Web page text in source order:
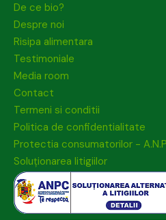
De ce bio?
Despre noi
Risipa alimentara
Testimoniale
Media room
Contact
Termeni si conditii
Politica de confidentialitate
Protectia consumatorilor -
Soluționarea litigiilor